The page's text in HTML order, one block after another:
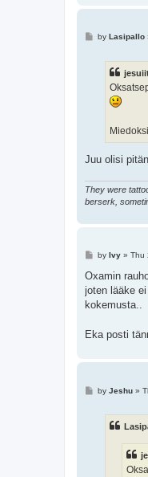
Pby Lasipallo
Juu olisi
They were
berserk,
P
s
by Ivy» Thu
Oxamin
joten lääke
kokemusta..
Eka posti
Pby Jeshu»